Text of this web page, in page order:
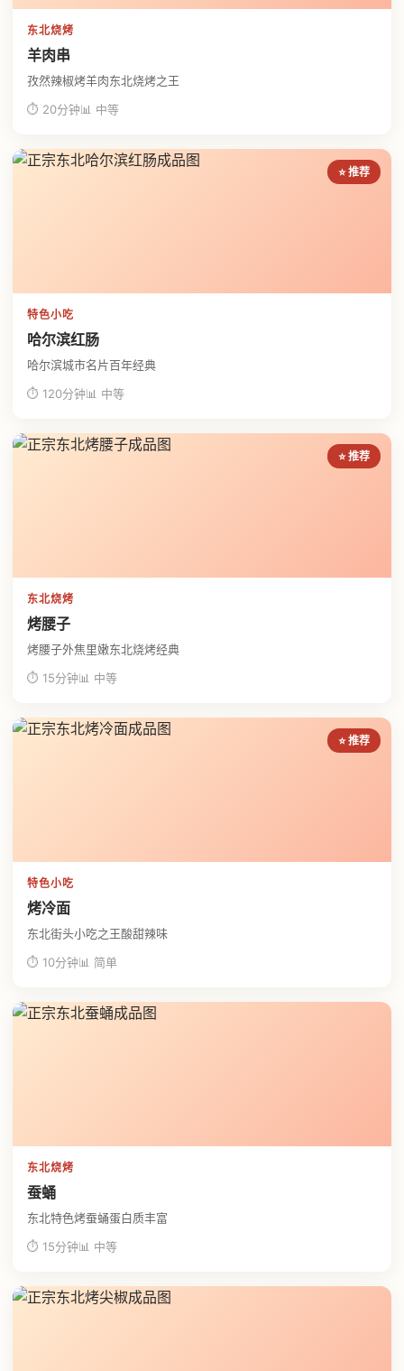
东北烧烤
羊肉串
孜然辣椒烤羊肉东北烧烤之王
⏱ 20分钟📊 中等
⭐ 推荐
特色小吃
哈尔滨红肠
哈尔滨城市名片百年经典
⏱ 120分钟📊 中等
⭐ 推荐
东北烧烤
烤腰子
烤腰子外焦里嫩东北烧烤经典
⏱ 15分钟📊 中等
⭐ 推荐
特色小吃
烤冷面
东北街头小吃之王酸甜辣味
⏱ 10分钟📊 简单
东北烧烤
蚕蛹
东北特色烤蚕蛹蛋白质丰富
⏱ 15分钟📊 中等